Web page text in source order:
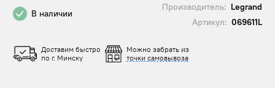
В наличии
Производитель: Legrand
Артикул: 069611L
Доставим быстро
по г. Минску
Можно забрать из
точки самовывоза